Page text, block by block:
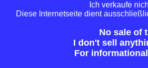
Ich verkaufe
Diese Internetseite dient
No sale of
I don't sell
For